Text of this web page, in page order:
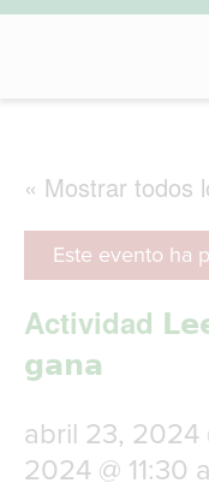
« Mostrar todos
Este evento ha
Actividad
𝗴𝗮𝗻𝗮
abril 23, 2024
2024 @ 11:30